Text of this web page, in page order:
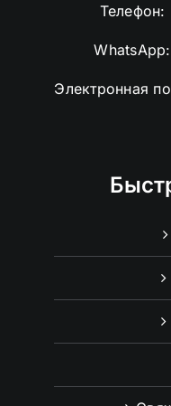
Телефон:
WhatsApp:
Электронная